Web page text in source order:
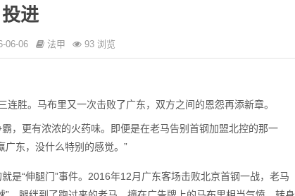
投进
06-06 法甲 93 浏览
胜。马布里又一次击败了广东，双方之间的恩怨再添新章。
，更有浓浓的火药味。即便是在老马告别首钢加盟北控的那一
广东，没什么特别的感觉。”
是“伸腿门”事件。2016年12月广东客场击败北京首钢一战，老马